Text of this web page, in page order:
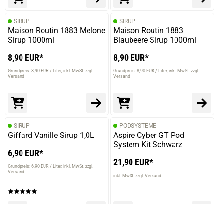
SIRUP
Maison Routin 1883 Melone
Sirup 1000ml
8,90 EUR*
Grundpreis: 8,90 EUR / Liter inkl. MwSt. zzgl.
Versand
SIRUP
Maison Routin 1883
Blaubeere Sirup 1000ml
8,90 EUR*
Grundpreis: 8,90 EUR / Liter inkl. MwSt. zzgl.
Versand
SIRUP
Giffard Vanille Sirup 1,0L
6,90 EUR*
Grundpreis: 6,90 EUR / Liter inkl. MwSt. zzgl.
Versand
PODSYSTEME
Aspire Cyber GT Pod
System Kit Schwarz
21,90 EUR*
inkl. MwSt. zzgl. Versand